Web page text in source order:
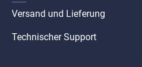
Versand und Lieferung
Technischer Support